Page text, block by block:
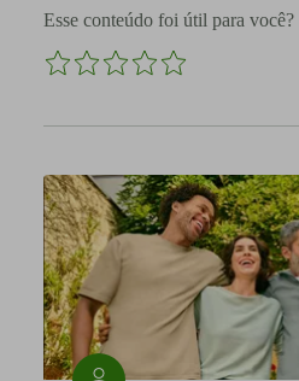
Esse conteúdo foi útil para você?